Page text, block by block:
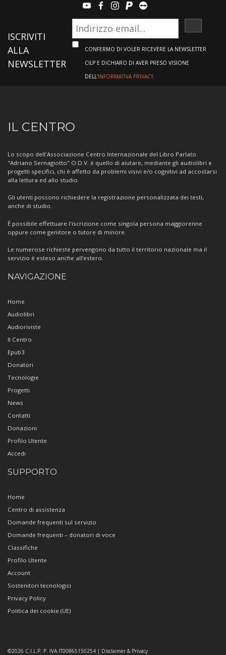
youtubefacebook
instagram
paypalteamviewer
ISCRIVITI
ALLA
NEWSLETTER
CONFERMO DI VOLER RICEVERE LA NEWSLETTER
CILP E DICHIARO DI AVER PRESO VISIONE
DELL'INFORMATIVA PRIVACY.
Informazioni
sul
Centro
IL CENTRO
Lo scopo dell'Associazione Centro Internazionale del Libro Parlato
"Adriano Sernagiotto" O.D.V. è quello di aiutare, mediante gli audiolibri e
progetti specifici, chi è affetto da problemi visivi e/o cognitivi ad accostarsi
alla lettura ed allo studio.
Gli utenti possono richiedere la registrazione personalizzata dei testi,
anche di studio.
È possibile effettuare l'iscrizione come singola persona maggiorenne
oppure come genitore o tutore di minore.
Le numerose richieste pervengono da tutto il territorio nazionale ma il
servizio è esteso anche all’estero.
NAVIGAZIONE
Home
Audiolibri
Audioriviste
Il Centro
Epub3
Donatori
Tecnologie
Progetti
News
Contatti
Donazioni
Profilo Utente
Accedi
SUPPORTO
Home
Centro di assistenza
Domande frequenti sul servizio
Domande frequenti – donatori di voce
Classifiche
Profilo Utente
Account
Sostenitori tecnologici
Privacy Policy
Politica dei cookie (UE)
©2026 C.I.L.P. P. IVA IT00865150254 | Disclaimer & Privacy